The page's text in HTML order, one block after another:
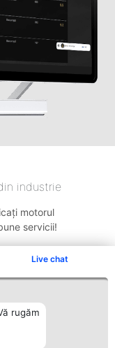
Live chat
rugăm
industrie
motorul
servicii!